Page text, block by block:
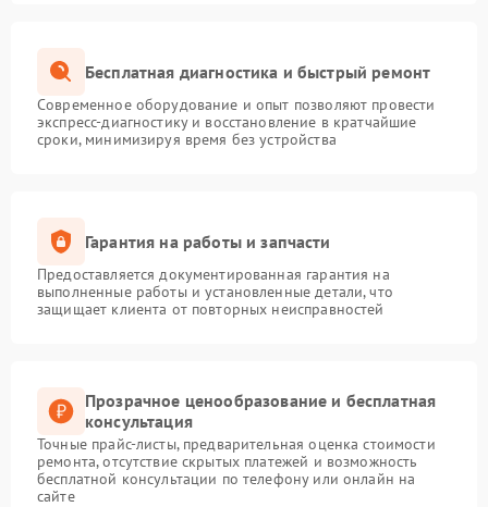
Бесплатная диагностика и быстрый ремонт
Современное оборудование и опыт позволяют провести
экспресс-диагностику и восстановление в кратчайшие
сроки, минимизируя время без устройства
Гарантия на работы и запчасти
Предоставляется документированная гарантия на
выполненные работы и установленные детали, что
защищает клиента от повторных неисправностей
Прозрачное ценообразование и бесплатная
консультация
Точные прайс-листы, предварительная оценка стоимости
ремонта, отсутствие скрытых платежей и возможность
бесплатной консультации по телефону или онлайн на
сайте